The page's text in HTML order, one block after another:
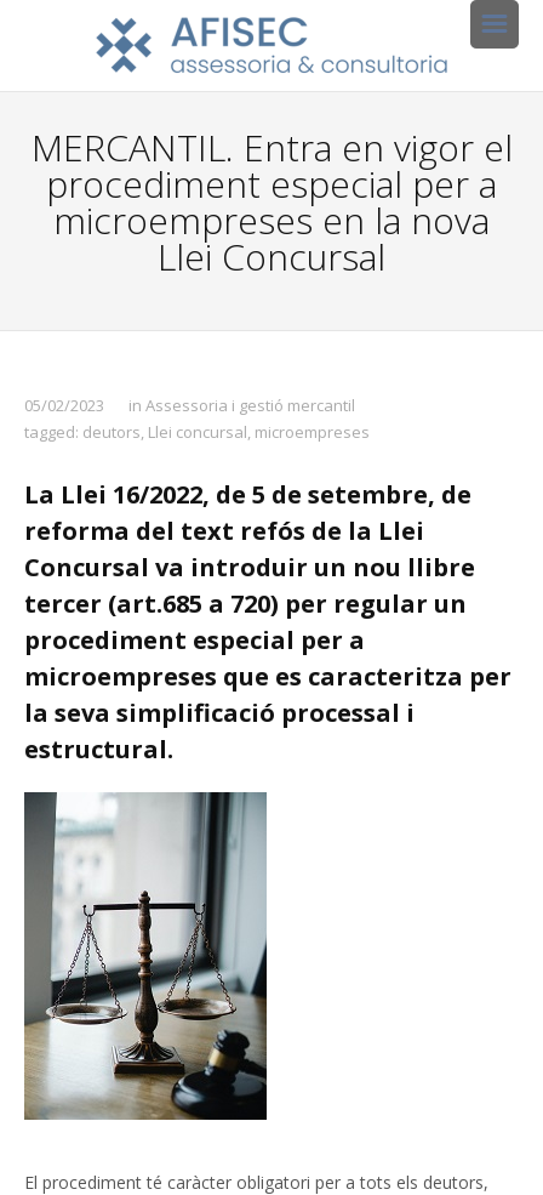
MERCANTIL. Entra en vigor el
procediment especial per a
microempreses en la nova
Llei Concursal
05/02/2023 in Assessoria i gestió mercantil
tagged: deutors, Llei concursal, microempreses
La Llei 16/2022, de 5 de setembre, de
reforma del text refós de la Llei
Concursal va introduir un nou llibre
tercer (art.685 a 720) per regular un
procediment especial per a
microempreses que es caracteritza per
la seva simplificació processal i
estructural.
El procediment té caràcter obligatori per a tots els deutors,